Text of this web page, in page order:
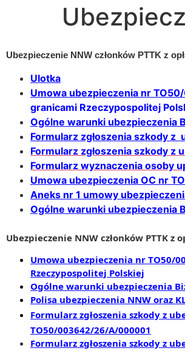
Ubezpieczenie NNW członków PTTK z
Ulotka
Umowa ubezpieczenia nr
granicami Rzeczypospolitej
Ogólne warunki ubezpieczenia
Formularz zgłoszenia szkody z
Formularz zgłoszenia szkody z
Formularz wyznaczenia osoby
Umowa ubezpieczenia OC nr
Aneks nr 1 umowy
Ogólne warunki ubezpieczenia
Ubezpieczenie NNW członków PTTK z
Umowa ubezpieczenia nr TO50/
Rzeczypospolitej Polskiej
Ogólne warunki ubezpieczenia
Polisa ubezpieczenia NNW oraz
Formularz zgłoszenia szkody z
TO50/003642/26/A/000001
Formularz zgłoszenia szkody z